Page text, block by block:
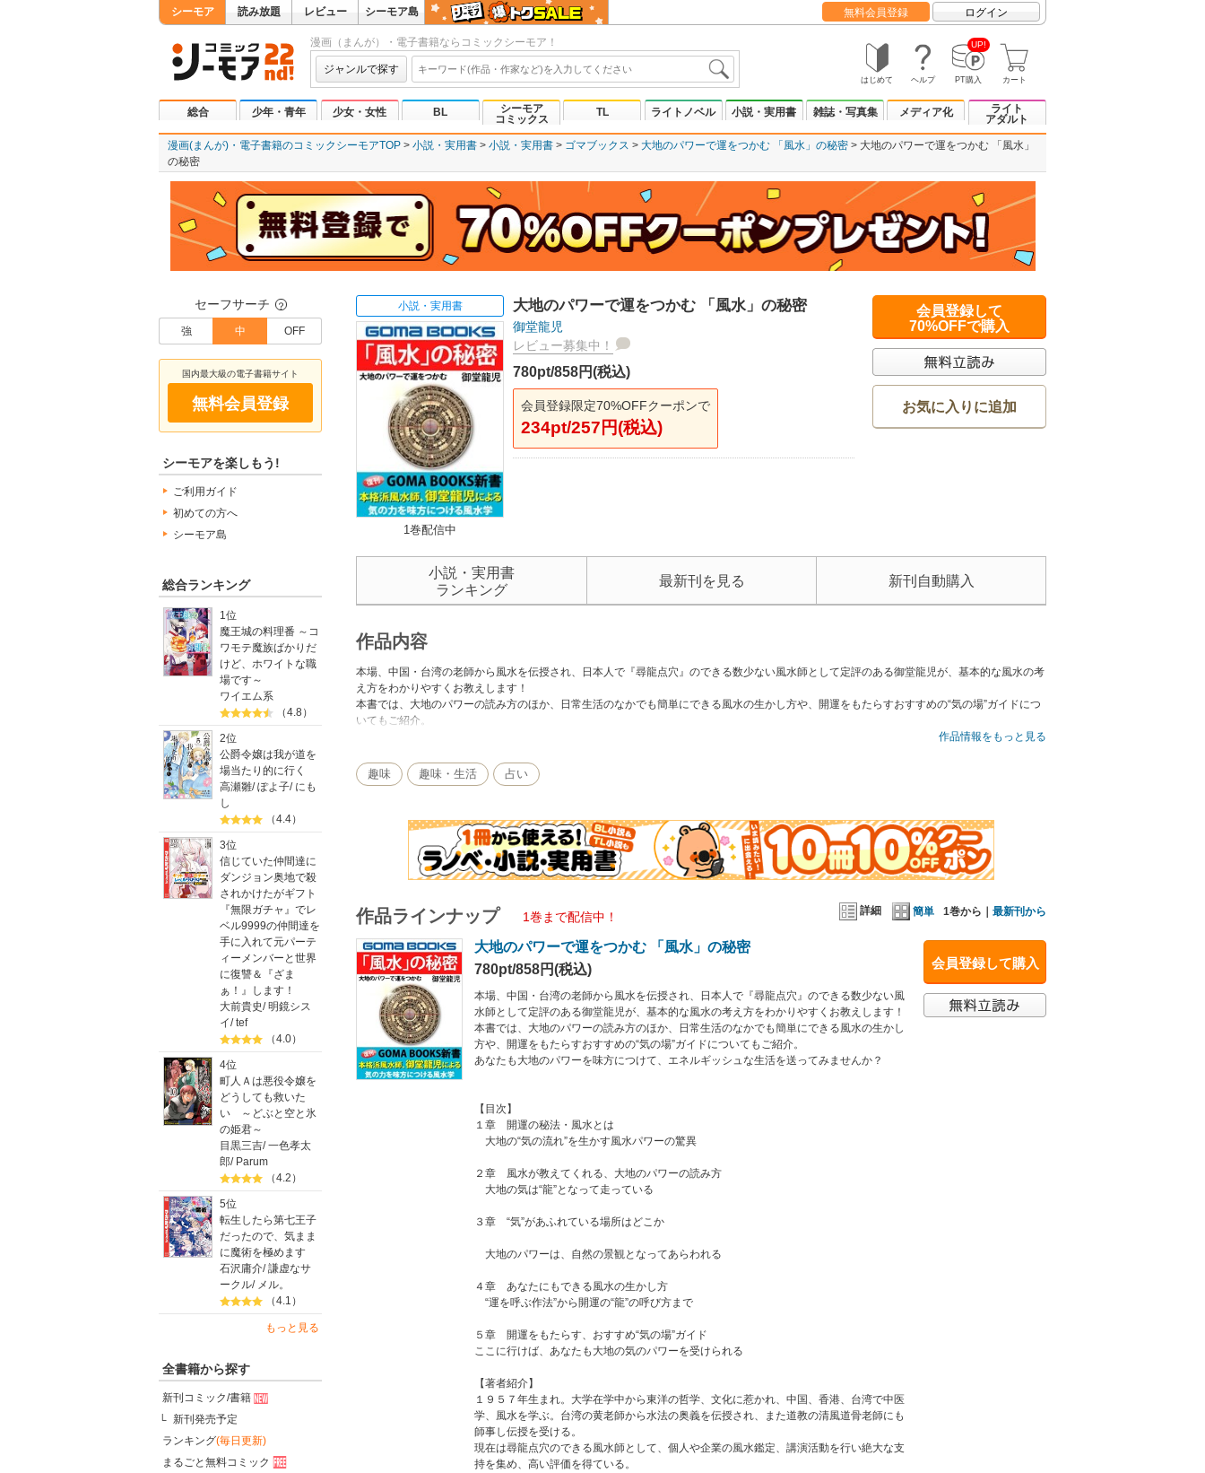
シーモア 読み放題 レビュー シーモア島 無料会員登録 ログイン
漫画（まんが）・電子書籍ならコミックシーモア！
ジャンルで探す
はじめて ヘルプ
UP!
PT購入 カート
総合 少年・青年 少女・女性 BL
シーモア
コミックス
TL ライトノベル 小説・実用書 雑誌・写真集 メディア化
ライト
アダルト
漫画(まんが)・電子書籍のコミックシーモアTOP 小説・実用書 小説・実用書 ゴマブックス 大地のパワーで運をつかむ 「風水」の秘密
大地のパワーで運をつかむ 「風水」
の秘密
セーフサーチ ？
強 中 OFF
国内最大級の電子書籍サイト
無料会員登録
シーモアを楽しもう!
ご利用ガイド
初めての方へ
シーモア島
総合ランキング
1位
魔王城の料理番 ～コ
ワモテ魔族ばかりだ
けど、ホワイトな職
場です～
ワイエム系
（4.8）
2位
公爵令嬢は我が道を
場当たり的に行く
高瀬雛/ぽよ子/ にも
し
（4.4）
3位
信じていた仲間達に
ダンジョン奥地で殺
されかけたがギフト
『無限ガチャ』でレ
ベル9999の仲間達を
手に入れて元パーテ
ィーメンバーと世界
に復讐＆『ざま
ぁ！』します！
大前貴史/明鏡シス
イ/tef
（4.0）
4位
町人Ａは悪役令嬢を
どうしても救いた
い ～どぶと空と氷
の姫君～
目黒三吉/一色孝太
郎/ Parum
（4.2）
5位
転生したら第七王子
だったので、気まま
に魔術を極めます
石沢庸介/謙虚なサ
ークル/ メル。
（4.1）
もっと見る
全書籍から探す
新刊コミック/書籍
新刊発売予定
ランキング(毎日更新)
まるごと無料コミック
小説・実用書
1巻配信中
大地のパワーで運をつかむ 「風水」の秘密
御堂龍児
レビュー募集中！
780pt/858円(税込)
会員登録限定70%OFFクーポンで
234pt/257円(税込)
会員登録して
70%OFFで購入
お気に入りに追加
小説・実用書
ランキング
最新刊を見る 新刊自動購入
作品内容
本場、中国・台湾の老師から風水を伝授され、日本人で『尋龍点穴』のできる数少ない風水師として定評のある御堂龍児が、基本的な風水の考
え方をわかりやすくお教えします！
本書では、大地のパワーの読み方のほか、日常生活のなかでも簡単にできる風水の生かし方や、開運をもたらすおすすめの“気の場”ガイドにつ
いてもご紹介。
【目次】
大地の“気の流れ”を生かす風水パワーの驚異
２章 風水が教えてくれる、大地のパワーの読み方
大地の気は“龍”となって走っている
４章 あなたにもできる風水の生かし方
“運を呼ぶ作法”から開運の“龍”の呼び方まで
５章 開運をもたらす、おすすめ“気の場”ガイド
ここに行けば、あなたも大地の気のパワーを受けられる
【著者紹介】
１９５７年生まれ。大学在学中から東洋の哲学、文化に惹かれ、中国、香港、台湾で中医学、風水を学ぶ。台湾の黄老師から水法の奥義を伝授
現在は尋龍点穴のできる風水師として、個人や企業の風水鑑定、講演活動を行い絶大な支持を集め、高い評価を得ている。
『現代を生き抜く「タオ」の教え』（講談社）、『人生大逆転の風水招福術』（ＫＫロングセラーズ）、『地理風水大全』（図書刊行会）など
作品情報をもっと見る
趣味 趣味・生活 占い
詳細 簡単 1巻から｜ 最新刊から
作品ラインナップ 1巻まで配信中！
会員登録して購入
大地のパワーで運をつかむ 「風水」の秘密
780pt/858円(税込)
本場、中国・台湾の老師から風水を伝授され、日本人で『尋龍点穴』のできる数少ない風
水師として定評のある御堂龍児が、基本的な風水の考え方をわかりやすくお教えします！
本書では、大地のパワーの読み方のほか、日常生活のなかでも簡単にできる風水の生かし
方や、開運をもたらすおすすめの“気の場”ガイドについてもご紹介。
あなたも大地のパワーを味方につけて、エネルギッシュな生活を送ってみませんか？
【目次】
１章 開運の秘法・風水とは
大地の“気の流れ”を生かす風水パワーの驚異
２章 風水が教えてくれる、大地のパワーの読み方
大地の気は“龍”となって走っている
３章 “気”があふれている場所はどこか
大地のパワーは、自然の景観となってあらわれる
４章 あなたにもできる風水の生かし方
“運を呼ぶ作法”から開運の“龍”の呼び方まで
５章 開運をもたらす、おすすめ“気の場”ガイド
ここに行けば、あなたも大地の気のパワーを受けられる
【著者紹介】
１９５７年生まれ。大学在学中から東洋の哲学、文化に惹かれ、中国、香港、台湾で中医
学、風水を学ぶ。台湾の黄老師から水法の奥義を伝授され、また道教の清風道骨老師にも
師事し伝授を受ける。
現在は尋龍点穴のできる風水師として、個人や企業の風水鑑定、講演活動を行い絶大な支
持を集め、高い評価を得ている。